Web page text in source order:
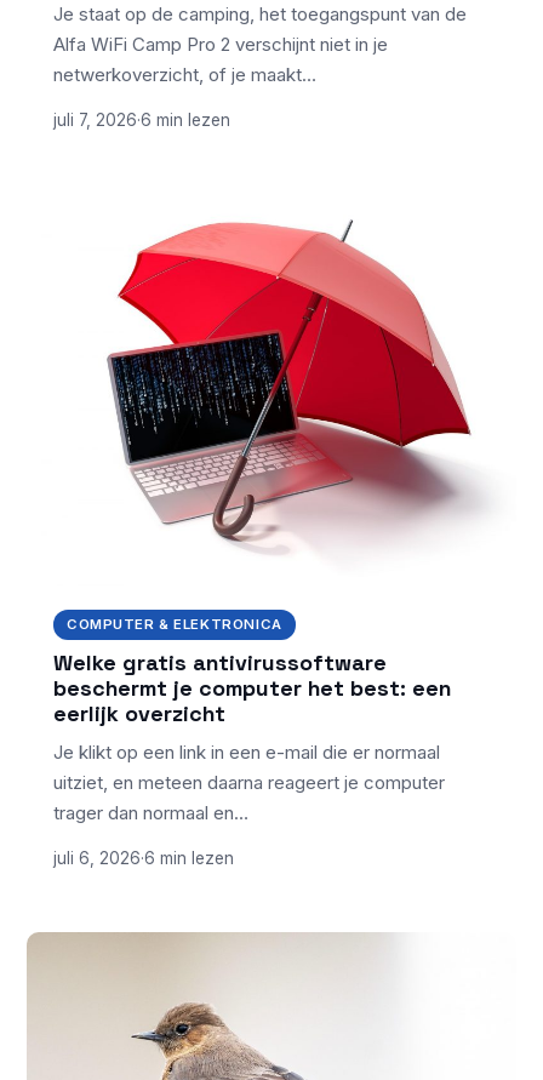
Je staat op de camping, het toegangspunt van de
Alfa WiFi Camp Pro 2 verschijnt niet in je
netwerkoverzicht, of je maakt…
juli 7, 2026·6 min lezen
COMPUTER & ELEKTRONICA
Welke gratis antivirussoftware
beschermt je computer het best: een
eerlijk overzicht
Je klikt op een link in een e-mail die er normaal
uitziet, en meteen daarna reageert je computer
trager dan normaal en…
juli 6, 2026·6 min lezen